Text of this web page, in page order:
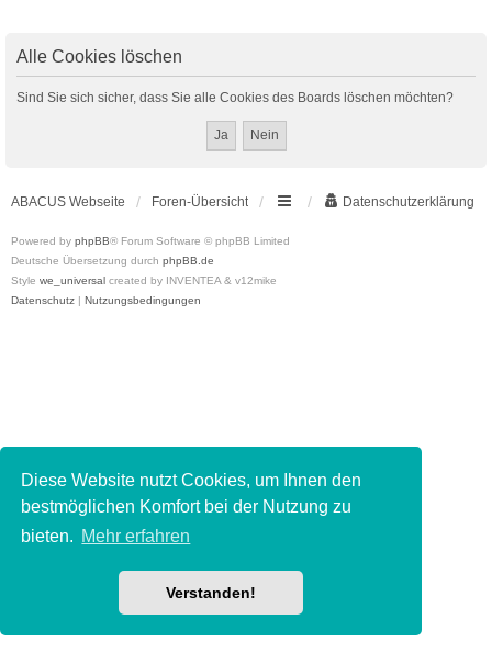
Diese Website nutzt Cookies, um Ihnen den
bestmöglichen Komfort bei der Nutzung zu
bieten. Mehr erfahren
Verstanden!
Alle Cookies löschen
Sind Sie sich sicher, dass Sie alle Cookies des Boards löschen möchten?
ABACUS Webseite Foren-Übersicht Datenschutzerklärung
Powered by phpBB® Forum Software © phpBB Limited
Deutsche Übersetzung durch phpBB.de
Style we_universal created by INVENTEA & v12mike
Datenschutz | Nutzungsbedingungen